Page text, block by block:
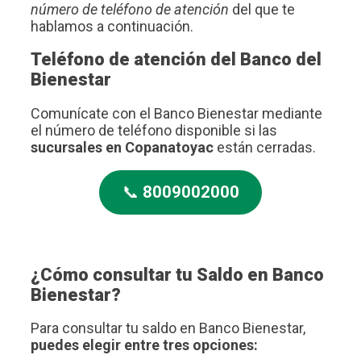
número de teléfono de atención del que te
hablamos a continuación.
Teléfono de atención del Banco del
Bienestar
Comunícate con el Banco Bienestar mediante
el número de teléfono disponible si las
sucursales en Copanatoyac están cerradas.
📞 8009002000
¿Cómo consultar tu Saldo en Banco
Bienestar?
Para consultar tu saldo en Banco Bienestar,
puedes elegir entre tres opciones: